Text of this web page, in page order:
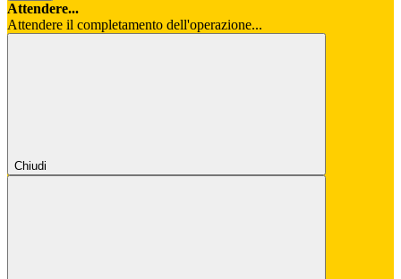
Attendere...
Attendere il completamento dell'operazione...
Chiudi